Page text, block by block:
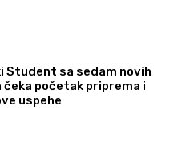
Student sa sedam novih
početak priprema i
uspehe